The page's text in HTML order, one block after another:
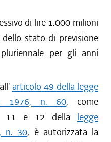
di lire 1.000 milioni
stato di previsione
per gli anni
articolo 49 della legge
1976, n. 60, come
11 e 12 della legge
n. 30, è autorizzata la